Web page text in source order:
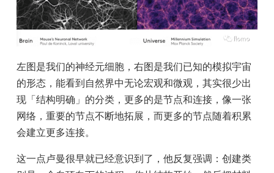
左图是我们的神经元细胞，右图是我们已知的模拟宇宙
的形态，能看到自然界中无论宏观和微观，其实很少出
现「结构明确」的分类，更多的是节点和连接，像一张
网络，重要的节点不断地拓展，而更多的节点随着积累
会建立更多连接。
这一点卢曼很早就已经意识到了，他反复强调：创建类